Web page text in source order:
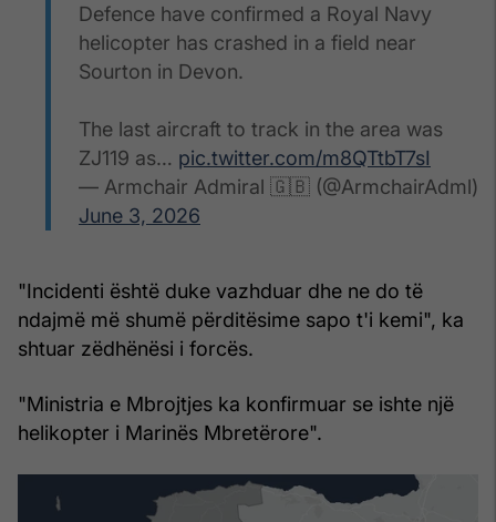
Defence have confirmed a Royal Navy
helicopter has crashed in a field near
Sourton in Devon.
The last aircraft to track in the area was
ZJ119 as… pic.twitter.com/m8QTtbT7sI
— Armchair Admiral 🇬🇧 (@ArmchairAdml)
June 3, 2026
"Incidenti është duke vazhduar dhe ne do të
ndajmë më shumë përditësime sapo t'i kemi", ka
shtuar zëdhënësi i forcës.
"Ministria e Mbrojtjes ka konfirmuar se ishte një
helikopter i Marinës Mbretërore".